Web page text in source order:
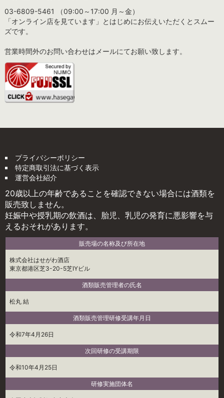
03-6809-5461 （09:00～17:00 月～金）
「オンライン店を見ています」とはじめにお伝えいただくとスムー
ズです。
営業時間外のお問い合わせはメールにてお願い致します。
プライバシーポリシー
特定商取引法に基づく表示
運営会社紹介
20歳以上の年齢であることを確認できない場合には酒類を
販売致しません。
妊娠中や授乳期の飲酒は、胎児、乳児の発育に悪影響を与
えるおそれがあります。
販売場の名称及び所在地
株式会社はせがわ酒店
東京都港区芝3-20-5芝IYビル
酒類販売管理者の氏名
松丸 結
酒類販売管理研修受講年月日
令和7年4月26日
次回研修の受講期限
令和10年4月25日
研修実施団体名